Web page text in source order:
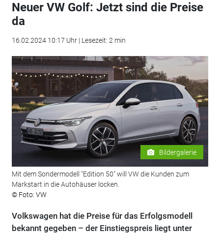
Neuer VW Golf: Jetzt sind die Preise
da
16.02.2024 10:17 Uhr | Lesezeit: 2 min
Bildergalerie
Mit dem Sondermodell "Edition 50" will VW die Kunden zum
Markstart in die Autohäuser locken.
© Foto: VW
Volkswagen hat die Preise für das Erfolgsmodell
bekannt gegeben – der Einstiegspreis liegt unter